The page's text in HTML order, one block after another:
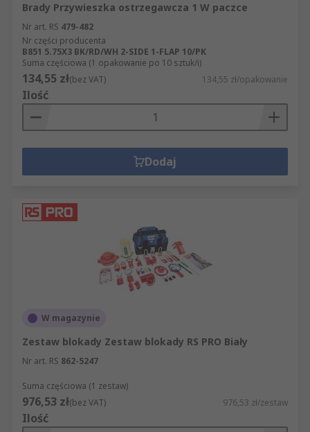
Brady Przywieszka ostrzegawcza 1 W paczce
Nr art. RS 479-482
Nr części producenta
B851 5.75X3 BK/RD/WH 2-SIDE 1-FLAP 10/PK
Suma częściowa (1 opakowanie po 10 sztuk/i)
134,55 zł(bez VAT) 134,55 zł/opakowanie
Ilość
Dodaj
W magazynie
Zestaw blokady Zestaw blokady RS PRO Biały
Nr art. RS 862-5247
Suma częściowa (1 zestaw)
976,53 zł(bez VAT) 976,53 zł/zestaw
Ilość